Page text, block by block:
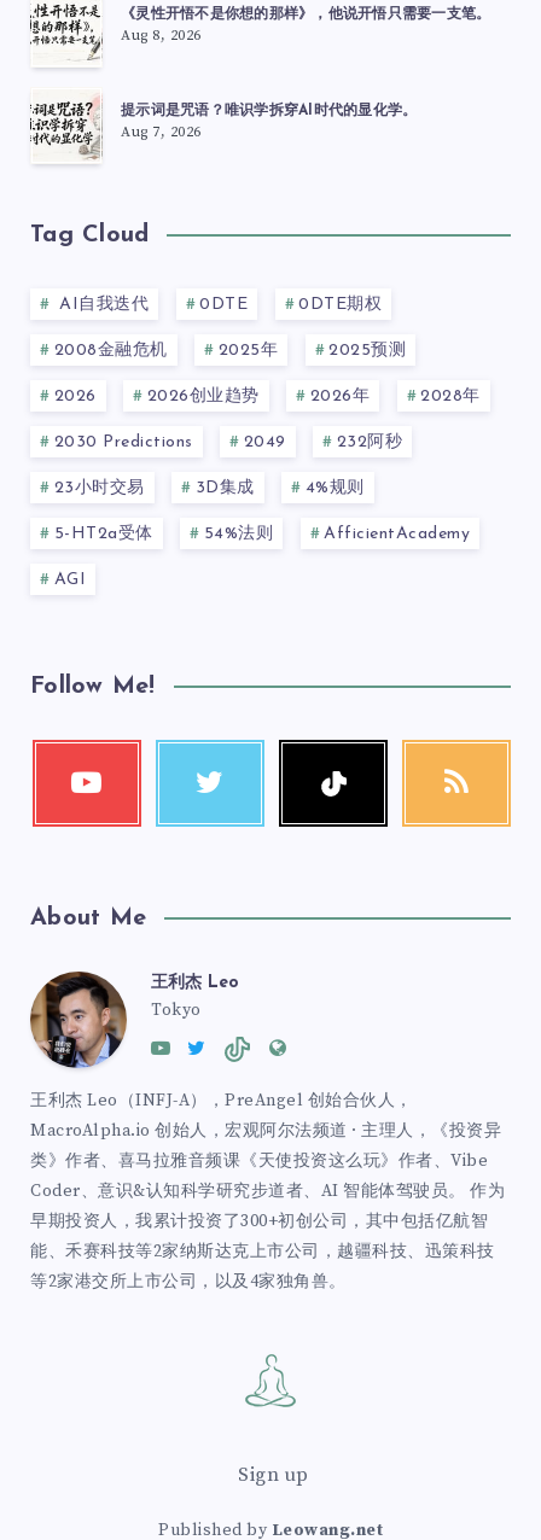
《灵性开悟不是你想的那样》，他说开悟只需要一支笔。
Aug 8, 2026
提示词是咒语？唯识学拆穿AI时代的显化学。
Aug 7, 2026
Tag Cloud
AI自我迭代 0DTE 0DTE期权
2008金融危机 2025年 2025预测
2026 2026创业趋势 2026年 2028年
2030 Predictions 2049 232阿秒
23小时交易 3D集成 4%规则
5-HT2a受体 54%法则 AfficientAcademy
AGI
Follow Me!
About Me
王利杰 Leo
Tokyo
王利杰 Leo（INFJ-A），PreAngel 创始合伙人，
MacroAlpha.io 创始人，宏观阿尔法频道 · 主理人，《投资异
类》作者、喜马拉雅音频课《天使投资这么玩》作者、Vibe
Coder、意识&认知科学研究步道者、AI 智能体驾驶员。 作为
早期投资人，我累计投资了300+初创公司，其中包括亿航智
能、禾赛科技等2家纳斯达克上市公司，越疆科技、迅策科技
等2家港交所上市公司，以及4家独角兽。
Sign up
Published by Leowang.net